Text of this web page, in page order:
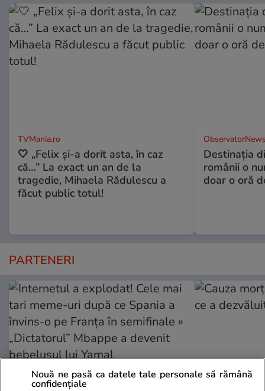
TVMania.ro
🤍 „Felix și-a dorit asta, în caz
că…” La exact un an de la
tragedie, Mihaela Rădulescu a
făcut public totul!
Destinaţia
românii o
doar o oră
PARTENERI
Nouă ne pasă ca datele tale personale să rămână
confidențiale